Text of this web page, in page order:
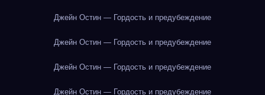
Джейн Остин — Гордость и предубеждение
Джейн Остин — Гордость и предубеждение
Джейн Остин — Гордость и предубеждение
Джейн Остин — Гордость и предубеждение